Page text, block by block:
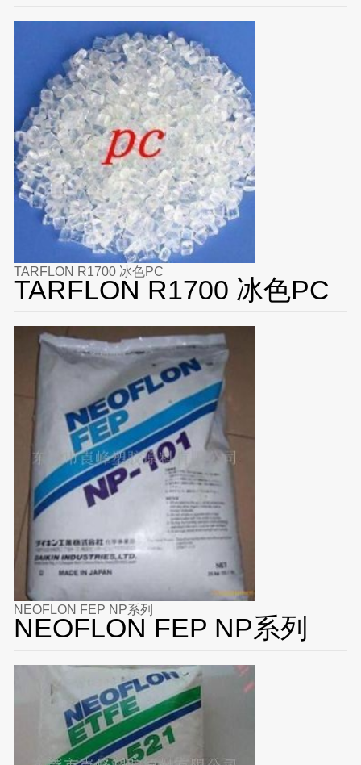
TARFLON R1700 冰色PC
TARFLON R1700 冰色PC
NEOFLON FEP NP系列
NEOFLON FEP NP系列